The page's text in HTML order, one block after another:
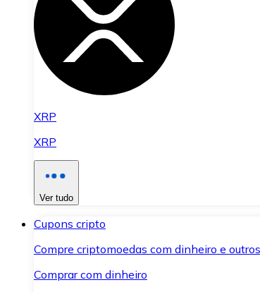
XRP
XRP
Ver tudo
Cupons cripto
Compre criptomoedas com dinheiro e
Comprar com dinheiro